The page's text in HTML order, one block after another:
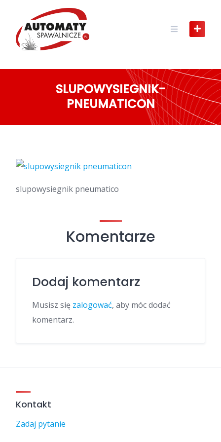
content
SLUPOWYSIEGNIK-
PNEUMATICON
slupowysiegnik pneumatico
Komentarze
Dodaj komentarz
Musisz się zalogować, aby móc dodać
komentarz.
Kontakt
Zadaj pytanie